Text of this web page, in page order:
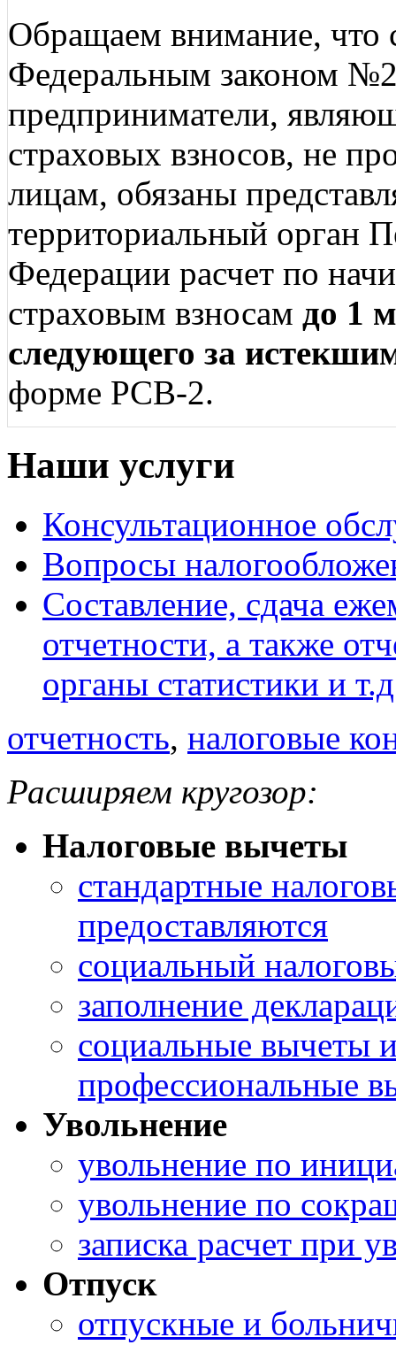
Обращаем внимание, что
Федеральным законом
предприниматели,
страховых взносов, не
лицам, обязаны
территориальный орган
Федерации расчет по
страховым взносам до 1
следующего за
форме РСВ-2.
Наши услуги
Консультационное
Вопросы
Составление, сдача
отчетности, а также
органы статистики и
отчетность, налоговые
Расширяем кругозор:
Налоговые вычеты
стандартные
предоставляются
социальный
заполнение
социальные вычеты
профессиональные
Увольнение
увольнение по
увольнение по
записка расчет при
Отпуск
отпускные и